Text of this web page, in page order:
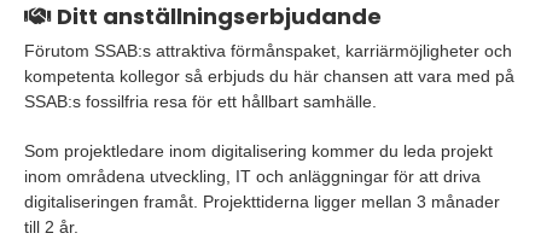
Ditt anställningserbjudande
Förutom SSAB:s attraktiva förmånspaket, karriärmöjligheter och
kompetenta kollegor så erbjuds du här chansen att vara med på
SSAB:s fossilfria resa för ett hållbart samhälle.
Som projektledare inom digitalisering kommer du leda projekt
inom områdena utveckling, IT och anläggningar för att driva
digitaliseringen framåt. Projekttiderna ligger mellan 3 månader
till 2 år.